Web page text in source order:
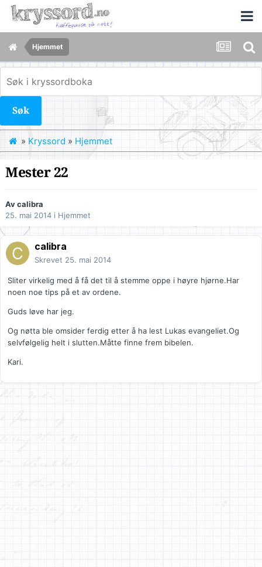
Hjemmet
Søk
» Kryssord » Hjemmet
Mester 22
Avcalibra
25. mai 2014 i Hjemmet
calibra
Skrevet 25. mai 2014
Sliter virkelig med å få det til å stemme oppe i høyre hjørne.Har
noen noe tips på et av ordene.
Guds løve har jeg.
Og nøtta ble omsider ferdig etter å ha lest Lukas evangeliet.Og
selvfølgelig helt i slutten.Måtte finne frem bibelen.
Kari.